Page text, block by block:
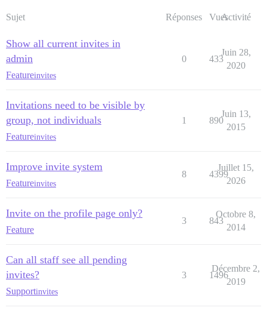
Sujet Réponses VuesActivité
Show all current invites in
admin
Featureinvites
0 433
Juin 28,
2020
Invitations need to be visible by
group, not individuals
Featureinvites
1 890
Juin 13,
2015
Improve invite system
Featureinvites
8 4399
Juillet 15,
2026
Invite on the profile page only?
Feature
3 843
Octobre 8,
2014
Can all staff see all pending
invites?
Supportinvites
3 1496
Décembre 2,
2019